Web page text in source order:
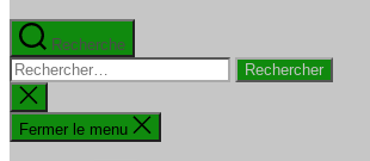
Recherche
Rechercher :
Fermer
la
recherche
Fermer le menu